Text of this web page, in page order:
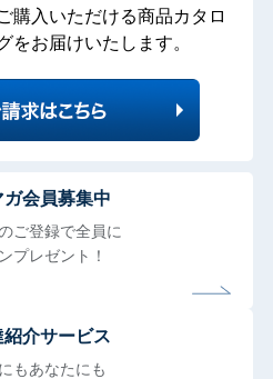
購入いただける商品カタロ
をお届けいたします。
ガ会員募集中
ご登録で全員に
プレゼント！
紹介サービス
もあなたにも